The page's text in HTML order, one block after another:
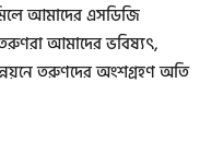
আমাদের এসডিজি
আমাদের ভবিষ্যৎ,
তরুণদের অংশগ্রহণ অতি